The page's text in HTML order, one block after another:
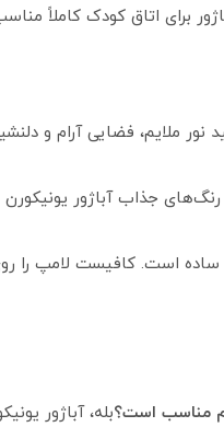
نور ملایم، فضایی آرام
و رنگ‌های جذاب آباژور
ساده است. کافیست لامپ را
بله، آباژور